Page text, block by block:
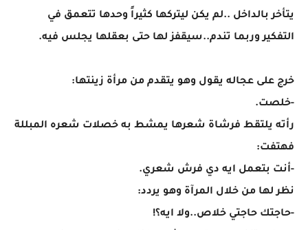
يتأخر بالداخل ..لم يكن ليتركها كثيراً وحدها تتعمق في
التفكير وربما تندم..سيقفز لها حتى بعقلها يجلس فيه.
خرج على عجاله يقول وهو يتقدم من مرأة زينتها:
-خلصت.
رأته يلتقط فرشاة شعرها يمشط به خصلات شعره المبللة
فهتفت:
-أنت بتعمل ايه دي فرش شعري.
نظر لها من خلال المرآة وهو يردد:
-حاجتك حاجتي خلاص..ولا ايه؟!